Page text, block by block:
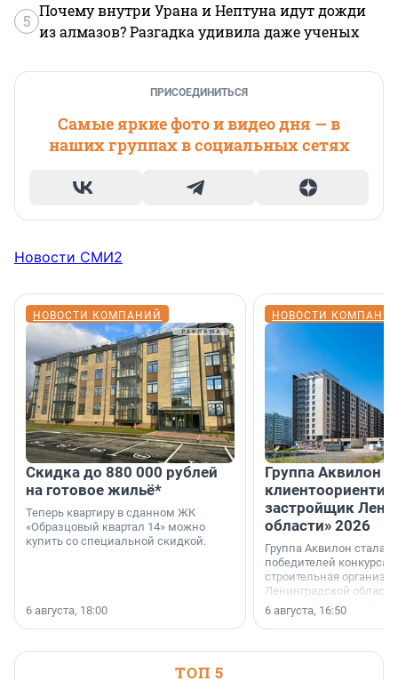
5
Почему внутри Урана и Нептуна идут дожди
из алмазов? Разгадка удивила даже ученых
ПРИСОЕДИНИТЬСЯ
Самые яркие фото и видео дня — в
наших группах в социальных сетях
Новости СМИ2
НОВОСТИ КОМПАНИЙ
Скидка до 880 000 рублей
на готовое жильё*
Теперь квартиру в сданном ЖК
«Образцовый квартал 14» можно
купить со специальной скидкой.
6 августа, 18:00
НОВОСТИ
Группа Аквилон
застройщик
области» 2026
Группа Аквилон стала
победителей конкурса
строительная
Ленинградской области
номинации «Самый
застройщик
области».
6 августа, 16:50
ТОП 5